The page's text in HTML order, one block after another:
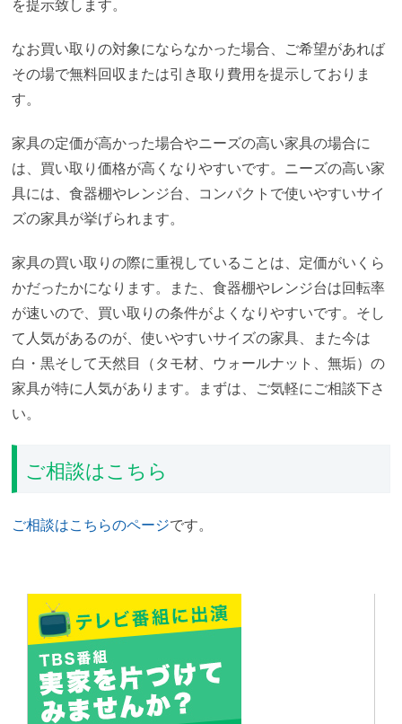
を提示致します。
なお買い取りの対象にならなかった場合、ご希望があれば
その場で無料回収または引き取り費用を提示しておりま
す。
家具の定価が高かった場合やニーズの高い家具の場合に
は、買い取り価格が高くなりやすいです。ニーズの高い家
具には、食器棚やレンジ台、コンパクトで使いやすいサイ
ズの家具が挙げられます。
家具の買い取りの際に重視していることは、定価がいくら
かだったかになります。また、食器棚やレンジ台は回転率
が速いので、買い取りの条件がよくなりやすいです。そし
て人気があるのが、使いやすいサイズの家具、また今は
白・黒そして天然目（タモ材、ウォールナット、無垢）の
家具が特に人気があります。まずは、ご気軽にご相談下さ
い。
ご相談はこちら
ご相談はこちらのページです。